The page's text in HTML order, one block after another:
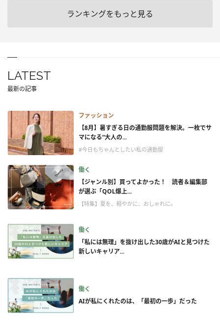
ランキングをもっと見る
LATEST
最新の記事
ファッション
【8月】暑すぎる日の通勤服問題を解決。一枚でサ
マになる“大人の...
#今日もちゃんとしたい私の通勤服
働く
【ジャンル別】買ってよかった！ 読者＆編集部
が選ぶ「QOL爆上...
【特集】夏を、軽やかに、おしゃれに。
働く
「私には無理」を抜け出した30歳がAIと見つけた
新しいキャリア...
働く
AIが私にくれたのは、「最初の一歩」だった